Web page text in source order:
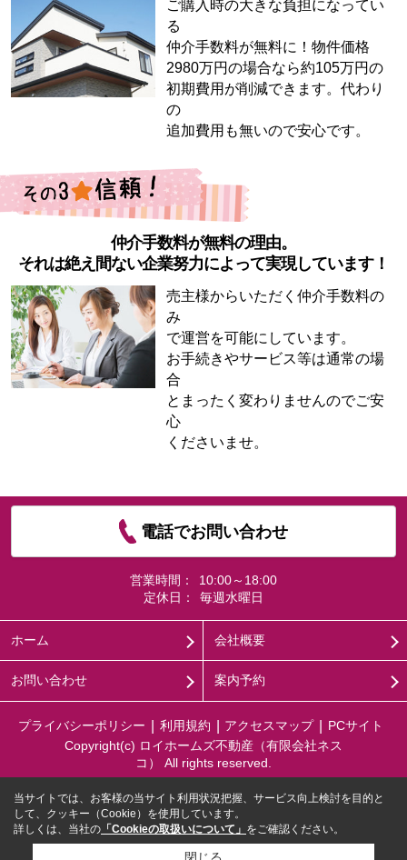
ご購入時の大きな負担になってい
る
仲介手数料が無料に！物件価格
2980万円の場合なら約105万円の
初期費用が削減できます。代わり
の
追加費用も無いので安心です。
仲介手数料が無料の理由。
それは絶え間ない企業努力によって実現しています！
売主様からいただく仲介手数料の
み
で運営を可能にしています。
お手続きやサービス等は通常の場
合
とまったく変わりませんのでご安
心
くださいませ。
電話でお問い合わせ
営業時間：
10:00～18:00
定休日：
毎週水曜日
ホーム 会社概要
お問い合わせ 案内予約
プライバシーポリシー 利用規約 アクセスマップ
PCサイト
Copyright(c) ロイホームズ不動産（有限会社ネス
コ） All rights reserved.
当サイトでは、お客様の当サイト利用状況把握、サービス向上検討を目的と
して、クッキー（Cookie）を使用しています。
詳しくは、当社の 「Cookieの取扱いについて」 をご確認ください。